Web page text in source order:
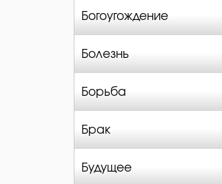
Богоугождение
Болезнь
Борьба
Брак
Будущее